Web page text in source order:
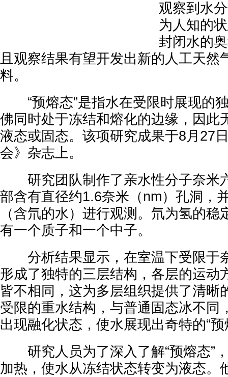
观察到水
为人知的
封闭水的
且观察结果有望开发出新的人工天然
料。
“预熔态”是指水在受限时展现的
佛同时处于冻结和熔化的边缘，因此
液态或固态。该项研究成果于8月27
会》杂志上。
研究团队制作了亲水性分子奈米
部含有直径约1.6奈米（nm）孔洞，
（含氘的水）进行观测。氘为氢的
有一个质子和一个中子。
分析结果显示，在室温下受限于
形成了独特的三层结构，各层的运动
皆不相同，这为多层组织提供了清晰
受限的重水结构，与普通固态冰不同
出现融化状态，使水展现出奇特的“预
研究人员为了深入了解“预熔态”
加热，使水从冻结状态转变为液态。